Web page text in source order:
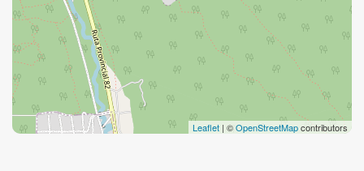
Leaflet | ©OpenStreetMapcontributors